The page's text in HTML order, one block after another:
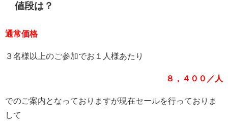
値段は？
通常価格
３名様以上のご参加でお１人様あたり
８，４００／人
でのご案内となっておりますが現在セールを行っておりま
して